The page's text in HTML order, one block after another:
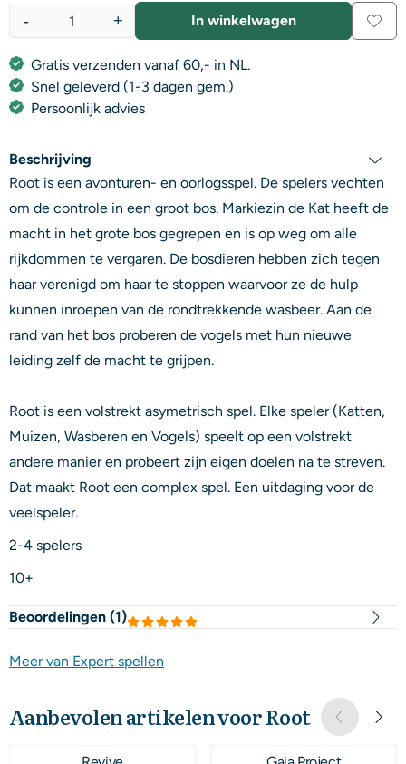
+
- In winkelwagen
Gratis verzenden vanaf 60,- in NL.
Snel geleverd (1-3 dagen gem.)
Persoonlijk advies
Beschrijving
Root is een avonturen- en oorlogsspel. De spelers vechten
om de controle in een groot bos. Markiezin de Kat heeft de
macht in het grote bos gegrepen en is op weg om alle
rijkdommen te vergaren. De bosdieren hebben zich tegen
haar verenigd om haar te stoppen waarvoor ze de hulp
kunnen inroepen van de rondtrekkende wasbeer. Aan de
rand van het bos proberen de vogels met hun nieuwe
leiding zelf de macht te grijpen.
Root is een volstrekt asymetrisch spel. Elke speler (Katten,
Muizen, Wasberen en Vogels) speelt op een volstrekt
andere manier en probeert zijn eigen doelen na te streven.
Dat maakt Root een complex spel. Een uitdaging voor de
veelspeler.
2-4 spelers
10+
Beoordelingen (1)
Meer van Expert spellen
Aanbevolen artikelen voorRoot